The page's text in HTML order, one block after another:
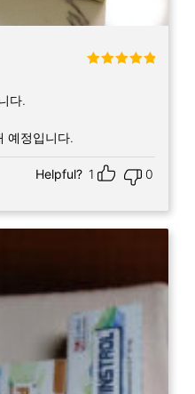
다.
예정입니다.
Helpful? 1 0